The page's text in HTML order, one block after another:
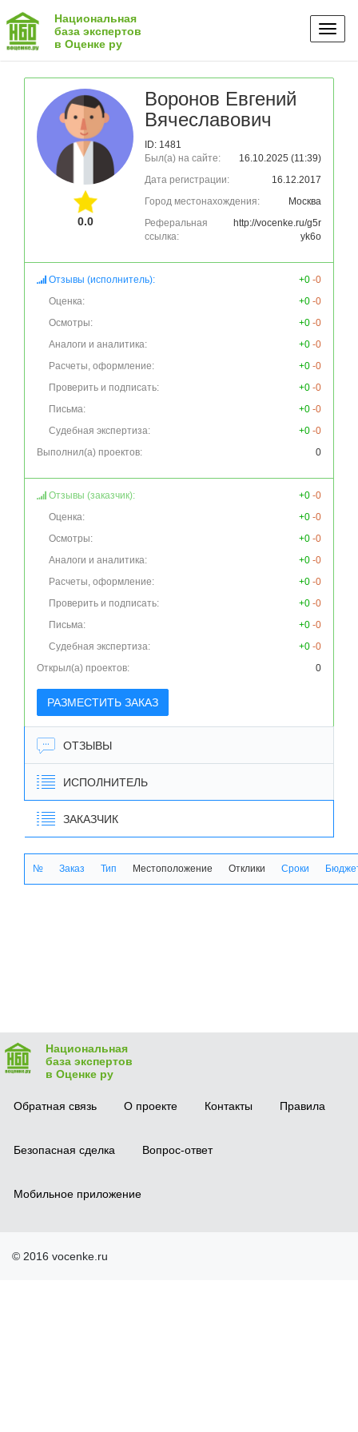
Национальная
база экспертов
в Оценке ру
0.0
Воронов Евгений
Вячеславович
ID: 1481
Был(а) на сайте:
16.10.2025 (11:39)
Дата регистрации:
16.12.2017
Город местонахождения:
Москва
Реферальная
ссылка:
http://vocenke.ru/g5r
yk6o
Отзывы (исполнитель): +0 -0
Оценка:
+0 -0
Осмотры:
+0 -0
Аналоги и аналитика:
+0 -0
Расчеты, оформление:
+0 -0
Проверить и подписать:
+0 -0
Письма:
+0 -0
Судебная экспертиза:
+0 -0
Выполнил(а) проектов:
0
Отзывы (заказчик): +0 -0
Оценка:
+0 -0
Осмотры:
+0 -0
Аналоги и аналитика:
+0 -0
Расчеты, оформление:
+0 -0
Проверить и подписать:
+0 -0
Письма:
+0 -0
Судебная экспертиза:
+0 -0
Открыл(а) проектов:
0
РАЗМЕСТИТЬ ЗАКАЗ
ОТЗЫВЫ
ИСПОЛНИТЕЛЬ
ЗАКАЗЧИК
№ Заказ Тип Местоположение Отклики Сроки
Национальная
база экспертов
в Оценке ру
Обратная связь О проекте Контакты Правила
Безопасная сделка Вопрос-ответ
Мобильное приложение
© 2016 vocenke.ru